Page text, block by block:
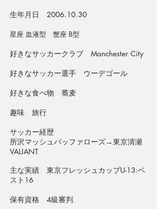
生年月日 2006.10.30
星座 血液型 蟹座 B型
好きなサッカークラブ Manchester City
好きなサッカー選手 ウーデゴール
​好きな食べ物 蕎麦
趣味 旅行
サッカー経歴
所沢マッシュバッファローズ→東京清瀬
VALIANT
主な実績 東京フレッシュカップU-13:ベ
スト16
保有資格 4級審判